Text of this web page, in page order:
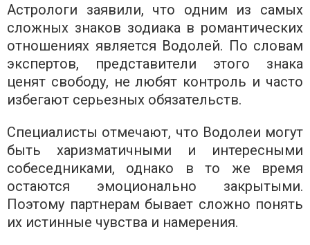
Астрологи заявили, что одним из самых
сложных знаков зодиака в романтических
отношениях является Водолей. По словам
экспертов, представители этого знака
ценят свободу, не любят контроль и часто
избегают серьезных обязательств.
Специалисты отмечают, что Водолеи могут
быть харизматичными и интересными
собеседниками, однако в то же время
остаются эмоционально закрытыми.
Поэтому партнерам бывает сложно понять
их истинные чувства и намерения.